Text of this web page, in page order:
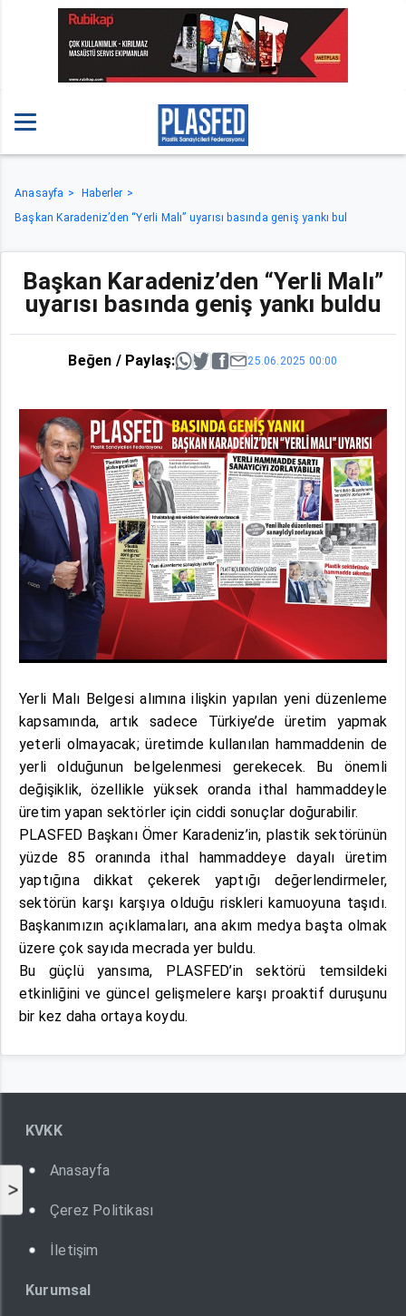
>
Anasayfa
Haberler
Başkan Karadeniz’den “Yerli Malı” uyarısı basında geniş yankı bul
Başkan Karadeniz’den “Yerli Malı”
uyarısı basında geniş yankı buldu
Beğen / Paylaş: 25.06.2025 00:00
Yerli Malı Belgesi alımına ilişkin yapılan yeni düzenleme
kapsamında, artık sadece Türkiye’de üretim yapmak
yeterli olmayacak; üretimde kullanılan hammaddenin de
yerli olduğunun belgelenmesi gerekecek. Bu önemli
değişiklik, özellikle yüksek oranda ithal hammaddeyle
üretim yapan sektörler için ciddi sonuçlar doğurabilir.
PLASFED Başkanı Ömer Karadeniz’in, plastik sektörünün
yüzde 85 oranında ithal hammaddeye dayalı üretim
yaptığına dikkat çekerek yaptığı değerlendirmeler,
sektörün karşı karşıya olduğu riskleri kamuoyuna taşıdı.
Başkanımızın açıklamaları, ana akım medya başta olmak
üzere çok sayıda mecrada yer buldu.
Bu güçlü yansıma, PLASFED’in sektörü temsildeki
etkinliğini ve güncel gelişmelere karşı proaktif duruşunu
bir kez daha ortaya koydu.
KVKK
Anasayfa
Çerez Politikası
İletişim
Kurumsal